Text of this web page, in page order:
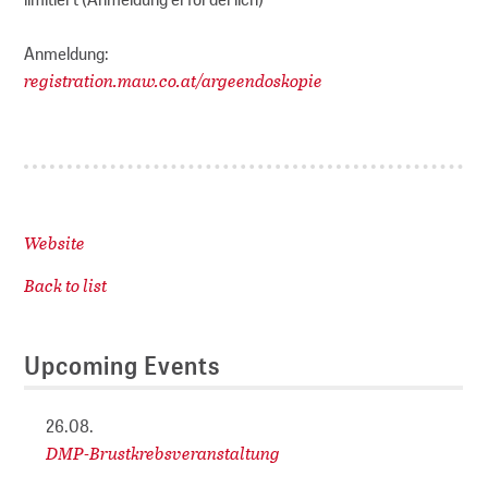
Anmeldung:
registration.maw.co.at/argeendoskopie
Website
Back to list
Upcoming Events
26.08.
DMP-Brustkrebsveranstaltung